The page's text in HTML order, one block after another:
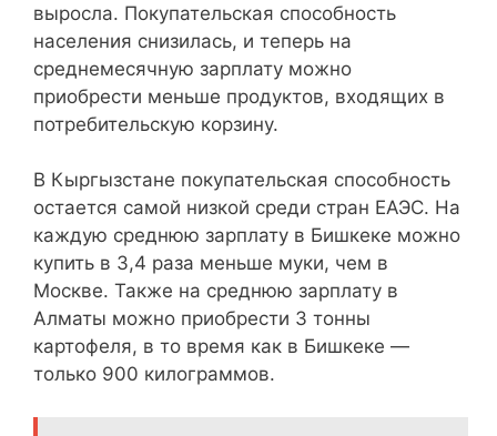
выросла. Покупательская способность
населения снизилась, и теперь на
среднемесячную зарплату можно
приобрести меньше продуктов, входящих в
потребительскую корзину.
В Кыргызстане покупательская способность
остается самой низкой среди стран ЕАЭС. На
каждую среднюю зарплату в Бишкеке можно
купить в 3,4 раза меньше муки, чем в
Москве. Также на среднюю зарплату в
Алматы можно приобрести 3 тонны
картофеля, в то время как в Бишкеке —
только 900 килограммов.